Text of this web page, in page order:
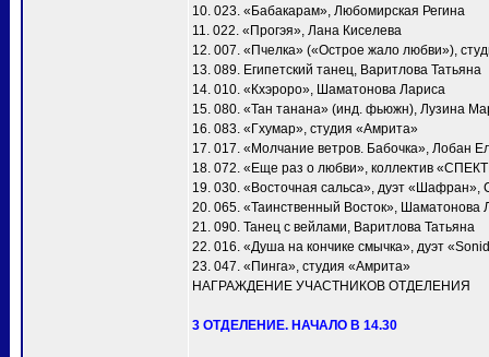
10. 023. «Бабакарам», Любомирская Регина
11. 022. «Прогэя», Лана Киселева
12. 007. «Пчелка» («Острое жало любви»),
13. 089. Египетский танец, Варитлова Татьяна
14. 010. «Кхэроро», Шаматонова Лариса
15. 080. «Тан танана» (инд. фьюжн), Лузина
16. 083. «Гхумар», студия «Амрита»
17. 017. «Молчание ветров. Бабочка», Лобан
18. 072. «Еще раз о любви», коллектив
19. 030. «Восточная сальса», дуэт
20. 065. «Таинственный Восток», Шаматонова
21. 090. Танец с вейлами, Варитлова Татьяна
22. 016. «Душа на кончике смычка», дуэт
23. 047. «Пинга», студия «Амрита»
НАГРАЖДЕНИЕ УЧАСТНИКОВ ОТДЕЛЕНИЯ
3 ОТДЕЛЕНИЕ. НАЧАЛО В 14.30